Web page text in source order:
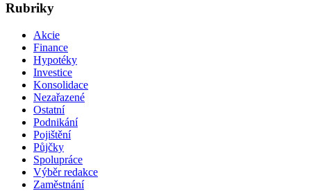
Rubriky
Akcie
Finance
Hypotéky
Investice
Konsolidace
Nezařazené
Ostatní
Podnikání
Pojištění
Půjčky
Spolupráce
Výběr redakce
Zaměstnání